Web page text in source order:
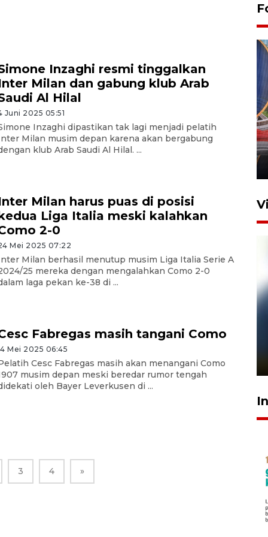
Inzaghi resmi tinggalkan
Milan dan gabung klub Arab
Al Hilal
Juni 2025 05:51
Inzaghi dipastikan tak lagi menjadi pelatih
Milan musim depan karena akan bergabung
klub Arab Saudi Al Hilal. ...
Milan harus puas di posisi
Liga Italia meski kalahkan
2-0
Mei 2025 07:22
Milan berhasil menutup musim Liga Italia Serie A
25 mereka dengan mengalahkan Como 2-0
laga pekan ke-38 di ...
Fabregas masih tangani Como
Mei 2025 06:45
Cesc Fabregas masih akan menangani Como
musim depan meski beredar rumor tengah
oleh Bayer Leverkusen di ...
3 4 »
Komisi V DPR tinjau
perlintasan sebidang di
Stasiun Bogor
Pelanggan Filaha Farm setia
sampai 8 tahan?
1 Juni 2026 05:47